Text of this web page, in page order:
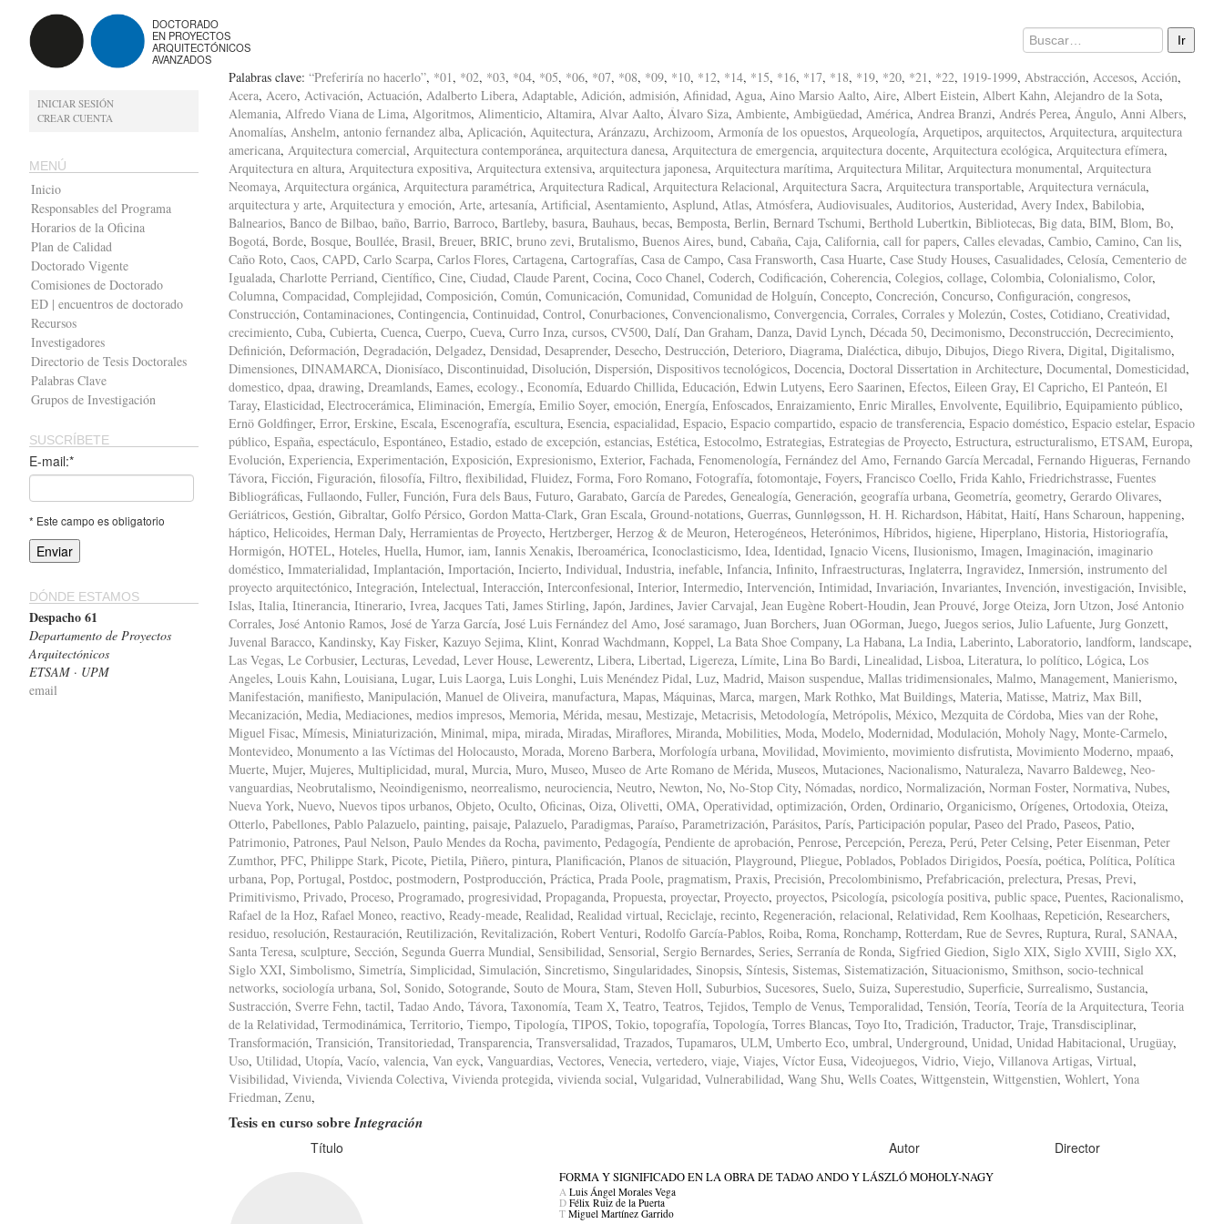
DOCTORADO
EN PROYECTOS
ARQUITECTÓNICOS
AVANZADOS
INICIAR SESIÓN
CREAR CUENTA
MENÚ
Inicio
Responsables del Programa
Horarios de la Oficina
Plan de Calidad
Doctorado Vigente
Comisiones de Doctorado
ED | encuentros de doctorado
Recursos
Investigadores
Directorio de Tesis Doctorales
Palabras Clave
Grupos de Investigación
SUSCRÍBETE
E-mail:*
* Este campo es obligatorio
DÓNDE ESTAMOS
Despacho 61
Departamento de Proyectos
Arquitectónicos
ETSAM · UPM
email
Palabras clave: “Preferiría no hacerlo”, *01, *02, *03, *04, *05, *06, *07, *08, *09, *10, *12, *14, *15, *16, *17, *18, *19, *20, *21, *22, 1919-1999, Abstracción, Accesos, Acción,
Acera, Acero, Activación, Actuación, Adalberto Libera, Adaptable, Adición, admisión, Afinidad, Agua, Aino Marsio Aalto, Aire, Albert Eistein, Albert Kahn, Alejandro de la Sota,
Alemania, Alfredo Viana de Lima, Algoritmos, Alimenticio, Altamira, Alvar Aalto, Álvaro Siza, Ambiente, Ambigüedad, América, Andrea Branzi, Andrés Perea, Ángulo, Anni Albers,
Anomalías, Anshelm, antonio fernandez alba, Aplicación, Aquitectura, Aránzazu, Archizoom, Armonía de los opuestos, Arqueología, Arquetipos, arquitectos, Arquitectura, arquitectura
americana, Arquitectura comercial, Arquitectura contemporánea, arquitectura danesa, Arquitectura de emergencia, arquitectura docente, Arquitectura ecológica, Arquitectura efímera,
Arquitectura en altura, Arquitectura expositiva, Arquitectura extensiva, arquitectura japonesa, Arquitectura marítima, Arquitectura Militar, Arquitectura monumental, Arquitectura
Neomaya, Arquitectura orgánica, Arquitectura paramétrica, Arquitectura Radical, Arquitectura Relacional, Arquitectura Sacra, Arquitectura transportable, Arquitectura vernácula,
arquitectura y arte, Arquitectura y emoción, Arte, artesanía, Artificial, Asentamiento, Asplund, Atlas, Atmósfera, Audiovisuales, Auditorios, Austeridad, Avery Index, Babilobia,
Balnearios, Banco de Bilbao, baño, Barrio, Barroco, Bartleby, basura, Bauhaus, becas, Bemposta, Berlin, Bernard Tschumi, Berthold Lubertkin, Bibliotecas, Big data, BIM, Blom, Bo,
Bogotá, Borde, Bosque, Boullée, Brasil, Breuer, BRIC, bruno zevi, Brutalismo, Buenos Aires, bund, Cabaña, Caja, California, call for papers, Calles elevadas, Cambio, Camino, Can lis,
Caño Roto, Caos, CAPD, Carlo Scarpa, Carlos Flores, Cartagena, Cartografías, Casa de Campo, Casa Fransworth, Casa Huarte, Case Study Houses, Casualidades, Celosía, Cementerio de
Igualada, Charlotte Perriand, Científico, Cine, Ciudad, Claude Parent, Cocina, Coco Chanel, Coderch, Codificación, Coherencia, Colegios, collage, Colombia, Colonialismo, Color,
Columna, Compacidad, Complejidad, Composición, Común, Comunicación, Comunidad, Comunidad de Holguín, Concepto, Concreción, Concurso, Configuración, congresos,
Construcción, Contaminaciones, Contingencia, Continuidad, Control, Conurbaciones, Convencionalismo, Convergencia, Corrales, Corrales y Molezún, Costes, Cotidiano, Creatividad,
crecimiento, Cuba, Cubierta, Cuenca, Cuerpo, Cueva, Curro Inza, cursos, CV500, Dalí, Dan Graham, Danza, David Lynch, Década 50, Decimonismo, Deconstrucción, Decrecimiento,
Definición, Deformación, Degradación, Delgadez, Densidad, Desaprender, Desecho, Destrucción, Deterioro, Diagrama, Dialéctica, dibujo, Dibujos, Diego Rivera, Digital, Digitalismo,
Dimensiones, DINAMARCA, Dionisíaco, Discontinuidad, Disolución, Dispersión, Dispositivos tecnológicos, Docencia, Doctoral Dissertation in Architecture, Documental, Domesticidad,
domestico, dpaa, drawing, Dreamlands, Eames, ecology., Economía, Eduardo Chillida, Educación, Edwin Lutyens, Eero Saarinen, Efectos, Eileen Gray, El Capricho, El Panteón, El
Taray, Elasticidad, Electrocerámica, Eliminación, Emergía, Emilio Soyer, emoción, Energía, Enfoscados, Enraizamiento, Enric Miralles, Envolvente, Equilibrio, Equipamiento público,
Ernö Goldfinger, Error, Erskine, Escala, Escenografía, escultura, Esencia, espacialidad, Espacio, Espacio compartido, espacio de transferencia, Espacio doméstico, Espacio estelar, Espacio
público, España, espectáculo, Espontáneo, Estadio, estado de excepción, estancias, Estética, Estocolmo, Estrategias, Estrategias de Proyecto, Estructura, estructuralismo, ETSAM, Europa,
Evolución, Experiencia, Experimentación, Exposición, Expresionismo, Exterior, Fachada, Fenomenología, Fernández del Amo, Fernando García Mercadal, Fernando Higueras, Fernando
Távora, Ficción, Figuración, filosofía, Filtro, flexibilidad, Fluidez, Forma, Foro Romano, Fotografía, fotomontaje, Foyers, Francisco Coello, Frida Kahlo, Friedrichstrasse, Fuentes
Bibliográficas, Fullaondo, Fuller, Función, Fura dels Baus, Futuro, Garabato, García de Paredes, Genealogía, Generación, geografía urbana, Geometría, geometry, Gerardo Olivares,
Geriátricos, Gestión, Gibraltar, Golfo Pérsico, Gordon Matta-Clark, Gran Escala, Ground-notations, Guerras, Gunnløgsson, H. H. Richardson, Hábitat, Haití, Hans Scharoun, happening,
háptico, Helicoides, Herman Daly, Herramientas de Proyecto, Hertzberger, Herzog & de Meuron, Heterogéneos, Heterónimos, Híbridos, higiene, Hiperplano, Historia, Historiografía,
Hormigón, HOTEL, Hoteles, Huella, Humor, iam, Iannis Xenakis, Iberoamérica, Iconoclasticismo, Idea, Identidad, Ignacio Vicens, Ilusionismo, Imagen, Imaginación, imaginario
doméstico, Immaterialidad, Implantación, Importación, Incierto, Individual, Industria, inefable, Infancia, Infinito, Infraestructuras, Inglaterra, Ingravidez, Inmersión, instrumento del
proyecto arquitectónico, Integración, Intelectual, Interacción, Interconfesional, Interior, Intermedio, Intervención, Intimidad, Invariación, Invariantes, Invención, investigación, Invisible,
Islas, Italia, Itinerancia, Itinerario, Ivrea, Jacques Tati, James Stirling, Japón, Jardines, Javier Carvajal, Jean Eugène Robert-Houdin, Jean Prouvé, Jorge Oteiza, Jorn Utzon, José Antonio
Corrales, José Antonio Ramos, José de Yarza García, José Luis Fernández del Amo, José saramago, Juan Borchers, Juan OGorman, Juego, Juegos serios, Julio Lafuente, Jurg Gonzett,
Juvenal Baracco, Kandinsky, Kay Fisker, Kazuyo Sejima, Klint, Konrad Wachdmann, Koppel, La Bata Shoe Company, La Habana, La India, Laberinto, Laboratorio, landform, landscape,
Las Vegas, Le Corbusier, Lecturas, Levedad, Lever House, Lewerentz, Libera, Libertad, Ligereza, Límite, Lina Bo Bardi, Linealidad, Lisboa, Literatura, lo político, Lógica, Los
Angeles, Louis Kahn, Louisiana, Lugar, Luis Laorga, Luis Longhi, Luis Menéndez Pidal, Luz, Madrid, Maison suspendue, Mallas tridimensionales, Malmo, Management, Manierismo,
Manifestación, manifiesto, Manipulación, Manuel de Oliveira, manufactura, Mapas, Máquinas, Marca, margen, Mark Rothko, Mat Buildings, Materia, Matisse, Matriz, Max Bill,
Mecanización, Media, Mediaciones, medios impresos, Memoria, Mérida, mesau, Mestizaje, Metacrisis, Metodología, Metrópolis, México, Mezquita de Córdoba, Mies van der Rohe,
Miguel Fisac, Mímesis, Miniaturización, Minimal, mipa, mirada, Miradas, Miraflores, Miranda, Mobilities, Moda, Modelo, Modernidad, Modulación, Moholy Nagy, Monte-Carmelo,
Montevideo, Monumento a las Víctimas del Holocausto, Morada, Moreno Barbera, Morfología urbana, Movilidad, Movimiento, movimiento disfrutista, Movimiento Moderno, mpaa6,
Muerte, Mujer, Mujeres, Multiplicidad, mural, Murcia, Muro, Museo, Museo de Arte Romano de Mérida, Museos, Mutaciones, Nacionalismo, Naturaleza, Navarro Baldeweg, Neo-
vanguardias, Neobrutalismo, Neoindigenismo, neorrealismo, neurociencia, Neutro, Newton, No, No-Stop City, Nómadas, nordico, Normalización, Norman Foster, Normativa, Nubes,
Nueva York, Nuevo, Nuevos tipos urbanos, Objeto, Oculto, Oficinas, Oiza, Olivetti, OMA, Operatividad, optimización, Orden, Ordinario, Organicismo, Orígenes, Ortodoxia, Oteiza,
Otterlo, Pabellones, Pablo Palazuelo, painting, paisaje, Palazuelo, Paradigmas, Paraíso, Parametrización, Parásitos, París, Participación popular, Paseo del Prado, Paseos, Patio,
Patrimonio, Patrones, Paul Nelson, Paulo Mendes da Rocha, pavimento, Pedagogía, Pendiente de aprobación, Penrose, Percepción, Pereza, Perú, Peter Celsing, Peter Eisenman, Peter
Zumthor, PFC, Philippe Stark, Picote, Pietila, Piñero, pintura, Planificación, Planos de situación, Playground, Pliegue, Poblados, Poblados Dirigidos, Poesía, poética, Política, Política
urbana, Pop, Portugal, Postdoc, postmodern, Postproducción, Práctica, Prada Poole, pragmatism, Praxis, Precisión, Precolombinismo, Prefabricación, prelectura, Presas, Previ,
Primitivismo, Privado, Proceso, Programado, progresividad, Propaganda, Propuesta, proyectar, Proyecto, proyectos, Psicología, psicología positiva, public space, Puentes, Racionalismo,
Rafael de la Hoz, Rafael Moneo, reactivo, Ready-meade, Realidad, Realidad virtual, Reciclaje, recinto, Regeneración, relacional, Relatividad, Rem Koolhaas, Repetición, Researchers,
residuo, resolución, Restauración, Reutilización, Revitalización, Robert Venturi, Rodolfo García-Pablos, Roiba, Roma, Ronchamp, Rotterdam, Rue de Sevres, Ruptura, Rural, SANAA,
Santa Teresa, sculpture, Sección, Segunda Guerra Mundial, Sensibilidad, Sensorial, Sergio Bernardes, Series, Serranía de Ronda, Sigfried Giedion, Siglo XIX, Siglo XVIII, Siglo XX,
Siglo XXI, Simbolismo, Simetría, Simplicidad, Simulación, Sincretismo, Singularidades, Sinopsis, Síntesis, Sistemas, Sistematización, Situacionismo, Smithson, socio-technical
networks, sociología urbana, Sol, Sonido, Sotogrande, Souto de Moura, Stam, Steven Holl, Suburbios, Sucesores, Suelo, Suiza, Superestudio, Superficie, Surrealismo, Sustancia,
Sustracción, Sverre Fehn, tactil, Tadao Ando, Távora, Taxonomía, Team X, Teatro, Teatros, Tejidos, Templo de Venus, Temporalidad, Tensión, Teoría, Teoría de la Arquitectura, Teoria
de la Relatividad, Termodinámica, Territorio, Tiempo, Tipología, TIPOS, Tokio, topografía, Topología, Torres Blancas, Toyo Ito, Tradición, Traductor, Traje, Transdisciplinar,
Transformación, Transición, Transitoriedad, Transparencia, Transversalidad, Trazados, Tupamaros, ULM, Umberto Eco, umbral, Underground, Unidad, Unidad Habitacional, Urugüay,
Uso, Utilidad, Utopía, Vacío, valencia, Van eyck, Vanguardias, Vectores, Venecia, vertedero, viaje, Viajes, Víctor Eusa, Videojuegos, Vidrio, Viejo, Villanova Artigas, Virtual,
Visibilidad, Vivienda, Vivienda Colectiva, Vivienda protegida, vivienda social, Vulgaridad, Vulnerabilidad, Wang Shu, Wells Coates, Wittgenstein, Wittgenstien, Wohlert, Yona
Friedman, Zenu,
Tesis en curso sobreIntegración
Título Autor Director
FORMA Y SIGNIFICADO EN LA OBRA DE TADAO ANDO Y LÁSZLÓ MOHOLY-NAGY
A Luis Ángel Morales Vega
D Félix Ruiz de la Puerta
T Miguel Martínez Garrido